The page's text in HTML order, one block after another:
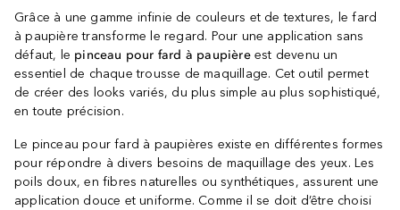
Grâce à une gamme infinie de couleurs et de textures, le fard
à paupière transforme le regard. Pour une application sans
défaut, le pinceau pour fard à paupièreest devenu un
essentiel de chaque trousse de maquillage. Cet outil permet
de créer des looks variés, du plus simple au plus sophistiqué,
en toute précision.
Le pinceau pour fard à paupières existe en différentes formes
pour répondre à divers besoins de maquillage des yeux. Les
poils doux, en fibres naturelles ou synthétiques, assurent une
application douce et uniforme. Comme il se doit d’être choisi